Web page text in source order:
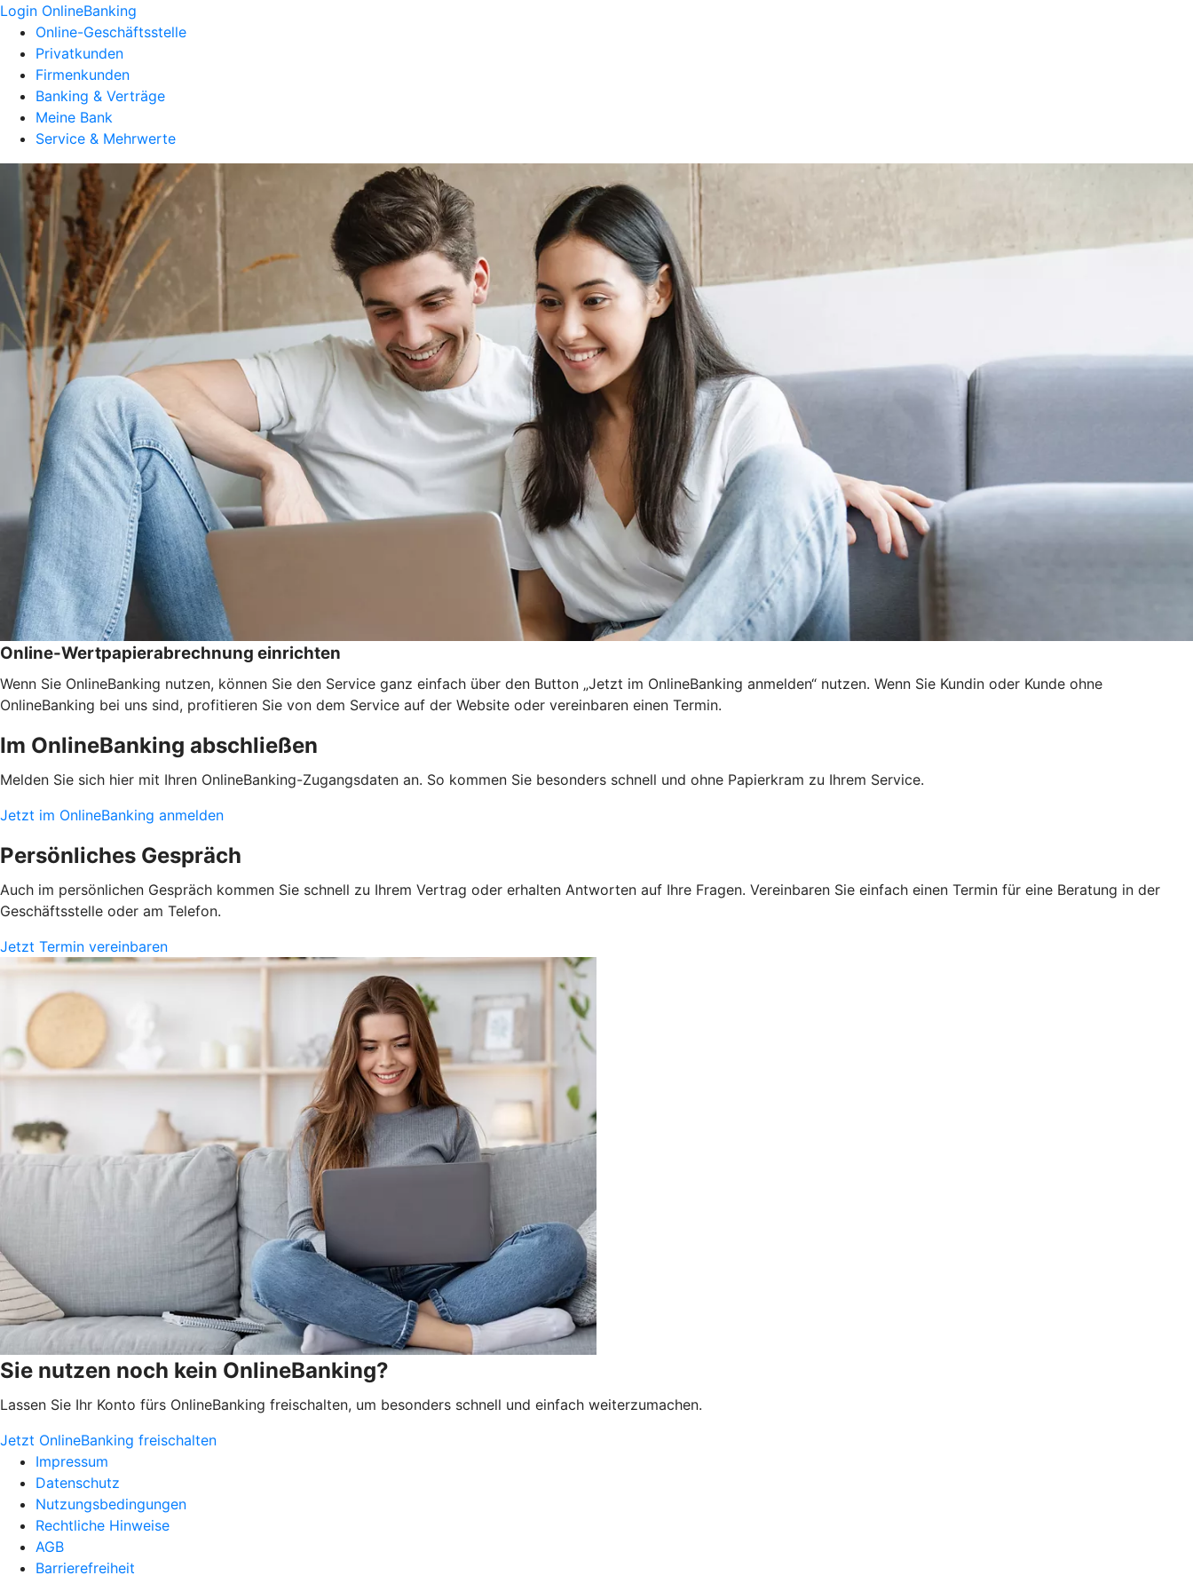
Login OnlineBanking
Online-Geschäftsstelle
Privatkunden
Firmenkunden
Banking & Verträge
Meine Bank
Service & Mehrwerte
Online-Wertpapierabrechnung einrichten
Wenn Sie OnlineBanking nutzen, können Sie den Service ganz einfach über den Button „Jetzt im OnlineBanking anmelden“ nutzen. Wenn Sie Kundin oder Kunde ohne
OnlineBanking bei uns sind, profitieren Sie von dem Service auf der Website oder vereinbaren einen Termin.
Im OnlineBanking abschließen
Melden Sie sich hier mit Ihren OnlineBanking-Zugangsdaten an. So kommen Sie besonders schnell und ohne Papierkram zu Ihrem Service.
Jetzt im OnlineBanking anmelden
Persönliches Gespräch
Auch im persönlichen Gespräch kommen Sie schnell zu Ihrem Vertrag oder erhalten Antworten auf Ihre Fragen. Vereinbaren Sie einfach einen Termin für eine Beratung in der
Geschäftsstelle oder am Telefon.
Jetzt Termin vereinbaren
Sie nutzen noch kein OnlineBanking?
Lassen Sie Ihr Konto fürs OnlineBanking freischalten, um besonders schnell und einfach weiterzumachen.
Jetzt OnlineBanking freischalten
Impressum
Datenschutz
Nutzungsbedingungen
Rechtliche Hinweise
AGB
Barrierefreiheit